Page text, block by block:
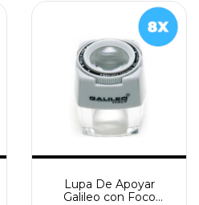
Lupa De Apoyar
Galileo con Foco